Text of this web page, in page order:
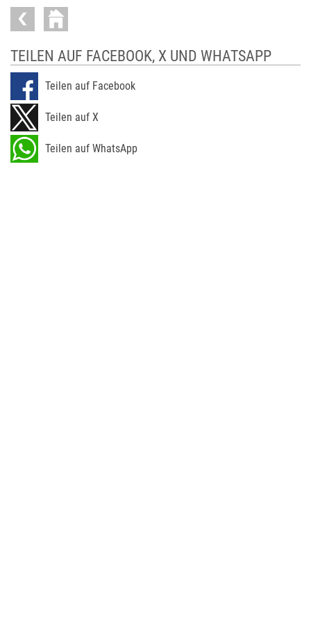
TEILEN AUF FACEBOOK, X UND WHATSAPP
Teilen auf Facebook
Teilen auf X
Teilen auf WhatsApp